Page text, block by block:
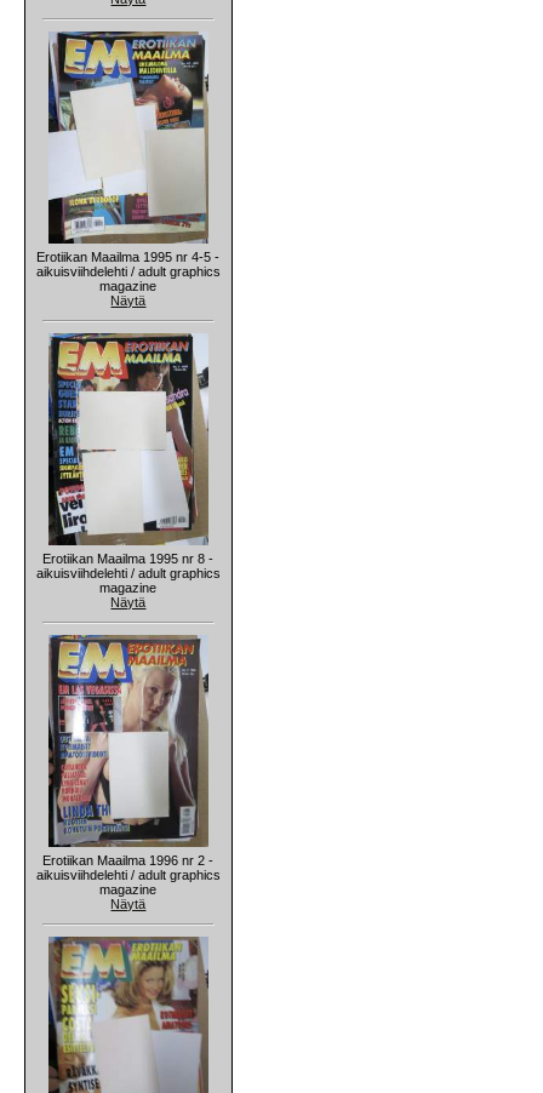
Erotiikan Maailma 1995 nr 4-5 -
aikuisviihdelehti / adult graphics
magazine
Näytä
Erotiikan Maailma 1995 nr 8 -
aikuisviihdelehti / adult graphics
magazine
Näytä
Erotiikan Maailma 1996 nr 2 -
aikuisviihdelehti / adult graphics
magazine
Näytä